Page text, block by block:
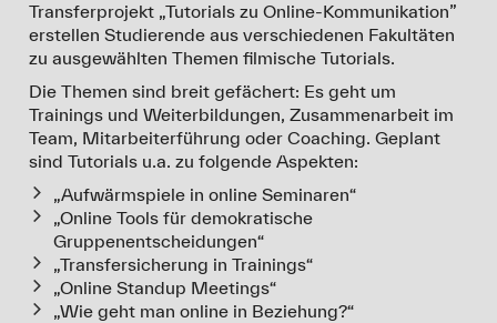
Transferprojekt „Tutorials zu Online-Kommunikation”
erstellen Studierende aus verschiedenen Fakultäten
zu ausgewählten Themen filmische Tutorials.
Die Themen sind breit gefächert: Es geht um
Trainings und Weiterbildungen, Zusammenarbeit im
Team, Mitarbeiterführung oder Coaching. Geplant
sind Tutorials u.a. zu folgende Aspekten:
„Aufwärmspiele in online Seminaren“
„Online Tools für demokratische
Gruppenentscheidungen“
„Transfersicherung in Trainings“
„Online Standup Meetings“
„Wie geht man online in Beziehung?“